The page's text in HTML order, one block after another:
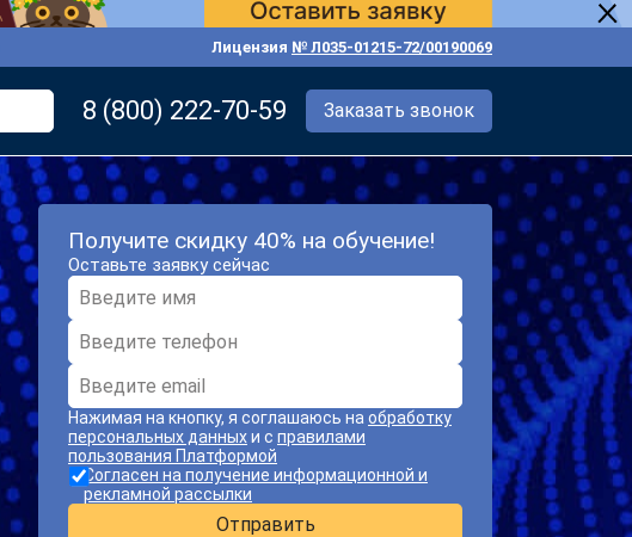
Лицензия № Л035-01215-72/00190069
8 (800) 222-70-59 Заказать звонок
Получите скидку 40% на обучение!
Оставьте заявку сейчас
Нажимая на кнопку, я соглашаюсь на обработку
персональных данныхи с правилами
пользования Платформой
Согласен на получение информационной и
рекламной рассылки
Отправить